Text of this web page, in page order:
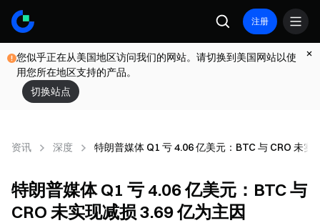
注册
您似乎正在从美国地区访问我们的网站。请切换到美国网站以使
用您所在地区支持的产品。
切换站点
资讯 深度 特朗普媒体 Q1 亏 4.06 亿美元：BTC 与 CRO 未实
特朗普媒体 Q1 亏 4.06 亿美元：BTC 与
CRO 未实现减损 3.69 亿为主因